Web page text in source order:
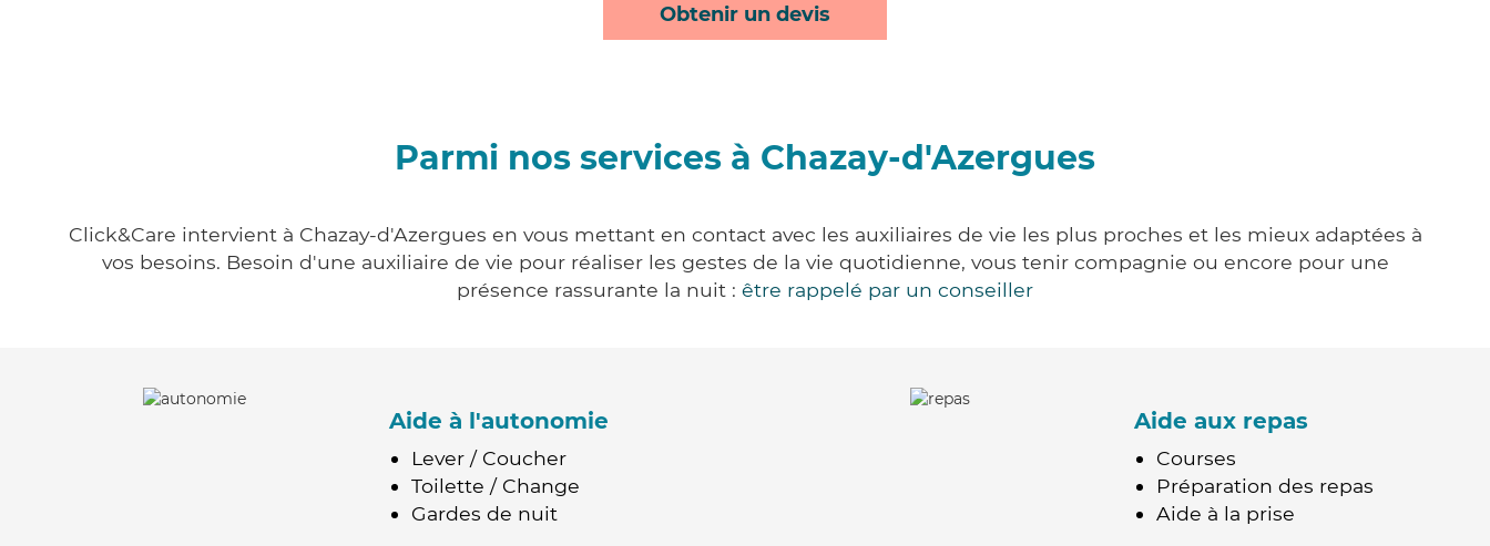
Obtenir un devis
Parmi nos services à Chazay-d'Azergues
Click&Care intervient à Chazay-d'Azergues en vous mettant en contact avec les auxiliaires de vie les plus proches et les mieux adaptées à
vos besoins. Besoin d'une auxiliaire de vie pour réaliser les gestes de la vie quotidienne, vous tenir compagnie ou encore pour une
présence rassurante la nuit : être rappelé par un conseiller
Aide à l'autonomie
Lever / Coucher
Toilette / Change
Gardes de nuit
Aide aux repas
Courses
Préparation des repas
Aide à la prise